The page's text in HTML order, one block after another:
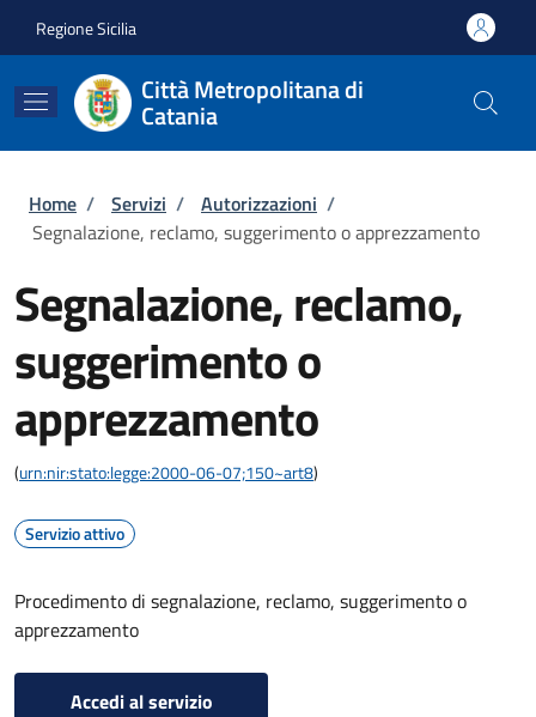
Regione Sicilia
Città Metropolitana di
Catania
Briciole di pane
Home / Servizi / Autorizzazioni /
Segnalazione, reclamo, suggerimento o apprezzamento
Segnalazione, reclamo,
suggerimento o
apprezzamento
(urn:nir:stato:legge:2000-06-07;150~art8)
Servizio attivo
Procedimento di segnalazione, reclamo, suggerimento o
apprezzamento
Accedi al servizio